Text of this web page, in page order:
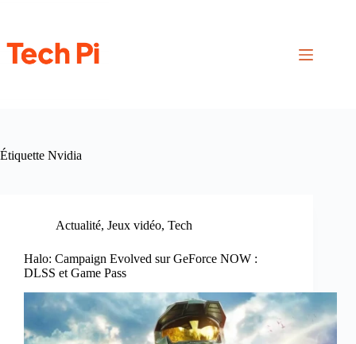
Étiquette Nvidia
Actualité, Jeux vidéo, Tech
Halo: Campaign Evolved sur GeForce NOW :
DLSS et Game Pass